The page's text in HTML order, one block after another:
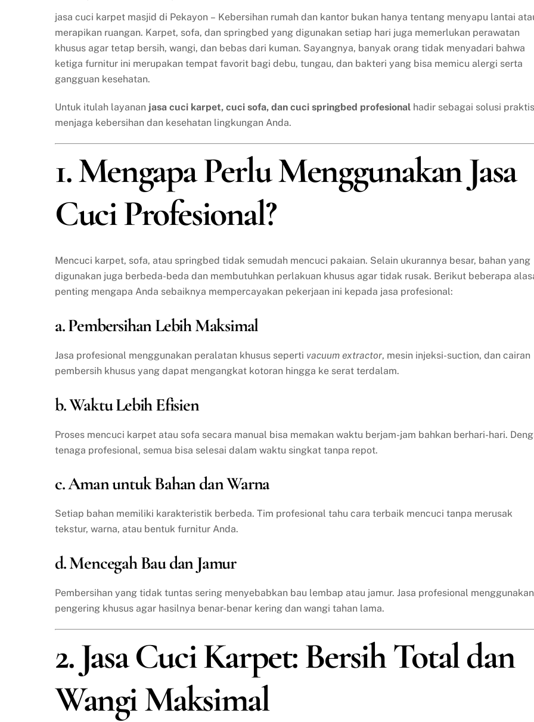
jasa cuci karpet masjid di Pekayon – Kebersihan rumah dan kantor bukan hanya tentang menyapu lantai
merapikan ruangan. Karpet, sofa, dan springbed yang digunakan setiap hari juga memerlukan perawatan
khusus agar tetap bersih, wangi, dan bebas dari kuman. Sayangnya, banyak orang tidak menyadari bahwa
ketiga furnitur ini merupakan tempat favorit bagi debu, tungau, dan bakteri yang bisa memicu alergi serta
gangguan kesehatan.
Untuk itulah layanan jasa cuci karpet, cuci sofa, dan cuci springbed profesional hadir sebagai solusi praktis
menjaga kebersihan dan kesehatan lingkungan Anda.
1. Mengapa Perlu Menggunakan Jasa
Cuci Profesional?
Mencuci karpet, sofa, atau springbed tidak semudah mencuci pakaian. Selain ukurannya besar, bahan yang
digunakan juga berbeda-beda dan membutuhkan perlakuan khusus agar tidak rusak. Berikut beberapa
penting mengapa Anda sebaiknya mempercayakan pekerjaan ini kepada jasa profesional:
a. Pembersihan Lebih Maksimal
Jasa profesional menggunakan peralatan khusus seperti vacuum extractor, mesin injeksi-suction, dan cairan
pembersih khusus yang dapat mengangkat kotoran hingga ke serat terdalam.
b. Waktu Lebih Efisien
Proses mencuci karpet atau sofa secara manual bisa memakan waktu berjam-jam bahkan berhari-hari.
tenaga profesional, semua bisa selesai dalam waktu singkat tanpa repot.
c. Aman untuk Bahan dan Warna
Setiap bahan memiliki karakteristik berbeda. Tim profesional tahu cara terbaik mencuci tanpa merusak
tekstur, warna, atau bentuk furnitur Anda.
d. Mencegah Bau dan Jamur
Pembersihan yang tidak tuntas sering menyebabkan bau lembap atau jamur. Jasa profesional menggunakan
pengering khusus agar hasilnya benar-benar kering dan wangi tahan lama.
2. Jasa Cuci Karpet: Bersih Total dan
Wangi Maksimal